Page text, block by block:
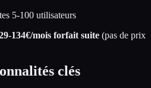
5-100 utilisateurs
134€/mois forfait suite (pas de prix
clés